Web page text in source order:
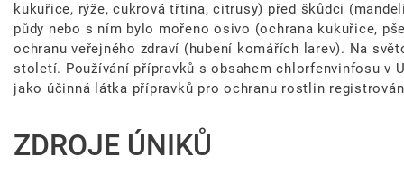
kukuřice, rýže, cukrová třtina, citrusy) před škůdci
půdy nebo s ním bylo mořeno osivo (ochrana kukuřice,
ochranu veřejného zdraví (hubení komářích larev). Na
století. Používání přípravků s obsahem chlorfenvinfosu v
jako účinná látka přípravků pro ochranu rostlin
ZDROJE ÚNIKŮ